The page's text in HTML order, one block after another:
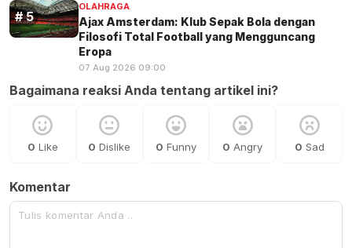
OLAHRAGA
Ajax Amsterdam: Klub Sepak Bola dengan
Filosofi Total Football yang Mengguncang
Eropa
07 Aug 2026 09:00
Bagaimana reaksi Anda tentang artikel ini?
0 Like 0 Dislike 0 Funny 0 Angry 0 Sad
Komentar